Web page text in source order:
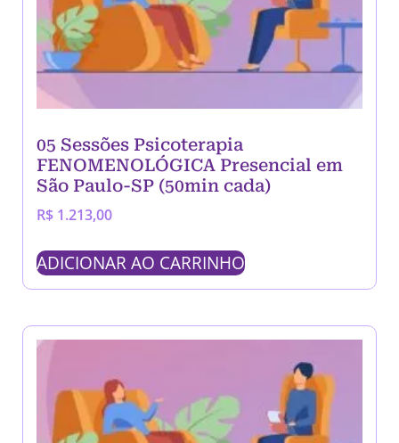
05 Sessões Psicoterapia
FENOMENOLÓGICA Presencial em
São Paulo-SP (50min cada)
R$ 1.213,00
ADICIONAR AO CARRINHO